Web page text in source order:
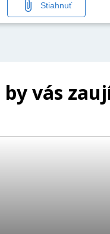
Stiahnuť
by vás